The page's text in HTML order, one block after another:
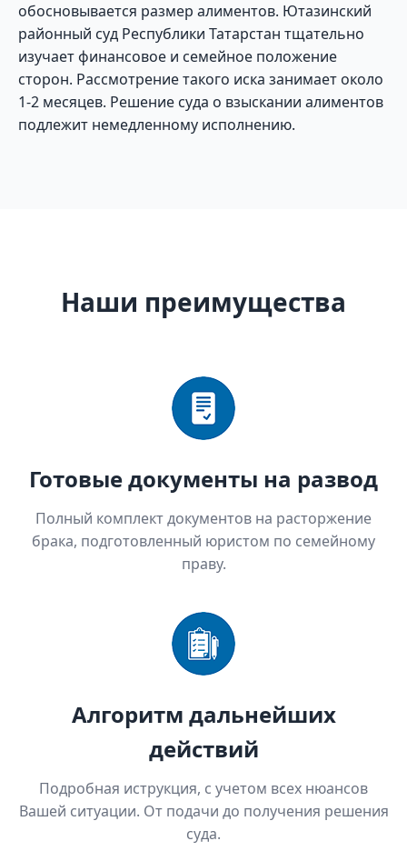
обосновывается размер алиментов. Ютазинский
районный суд Республики Татарстан тщательно
изучает финансовое и семейное положение
сторон. Рассмотрение такого иска занимает около
1-2 месяцев. Решение суда о взыскании алиментов
подлежит немедленному исполнению.
Наши преимущества
Готовые документы на развод
Полный комплект документов на расторжение
брака, подготовленный юристом по семейному
праву.
Алгоритм дальнейших
действий
Подробная иструкция, с учетом всех нюансов
Вашей ситуации. От подачи до получения решения
суда.